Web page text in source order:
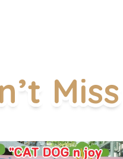
Miss